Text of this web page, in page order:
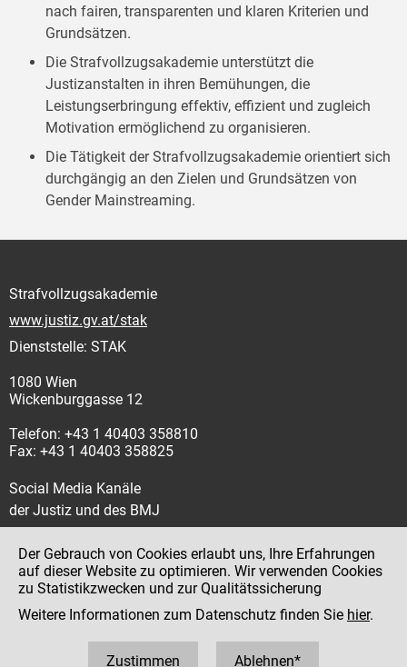
nach fairen, transparenten und klaren Kriterien und
Grundsätzen.
Die Strafvollzugsakademie unterstützt die
Justizanstalten in ihren Bemühungen, die
Leistungserbringung effektiv, effizient und zugleich
Motivation ermöglichend zu organisieren.
Die Tätigkeit der Strafvollzugsakademie orientiert sich
durchgängig an den Zielen und Grundsätzen von
Gender Mainstreaming.
Strafvollzugsakademie
www.justiz.gv.at/stak
Dienststelle: STAK
1080 Wien
Wickenburggasse 12
Telefon: +43 1 40403 358810
Fax: +43 1 40403 358825
Social Media Kanäle
der Justiz und des BMJ
Impressum
Datenschutz
Der Gebrauch von Cookies erlaubt uns, Ihre Erfahrungen
auf dieser Website zu optimieren. Wir verwenden Cookies
zu Statistikzwecken und zur Qualitätssicherung
Weitere Informationen zum Datenschutz finden Sie hier.
Zustimmen Ablehnen*